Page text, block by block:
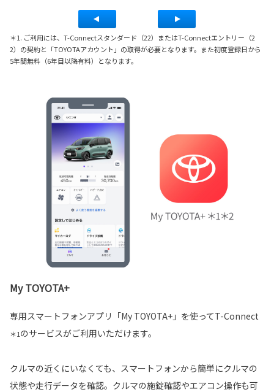
＊1. ご利用には、T-Connectスタンダード（22）またはT-Connectエントリー（2
2）の契約と「TOYOTAアカウント」の取得が必要となります。また初度登録日から
5年間無料（6年目以降有料）となります。
My TOYOTA+
専用スマートフォンアプリ「My TOYOTA+」を使ってT-Connect
＊1のサービスがご利用いただけます。
クルマの近くにいなくても、スマートフォンから簡単にクルマの
状態や走行データを確認。クルマの施錠確認やエアコン操作も可